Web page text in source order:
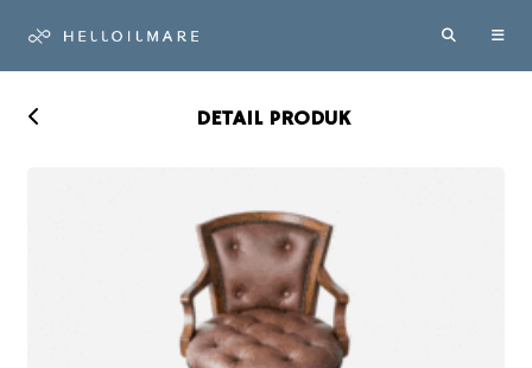
DETAIL PRODUK